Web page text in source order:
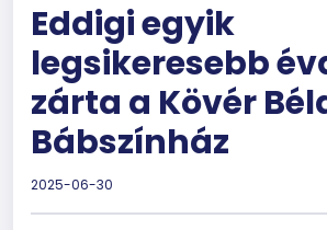
Eddigi egyik
legsikeresebb
zárta a Kövér
Bábszínház
2025-06-30